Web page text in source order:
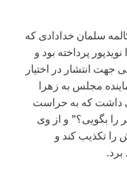
سلمان خدادادی که
پرداخته بود و
انتشار در اختیار
مجلس به زهرا
داشت که به حراست
بگویی؟” و از وی
را تکذیب کند و
برد.